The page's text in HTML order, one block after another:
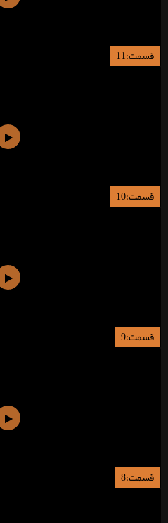
قسمت:11
قسمت:10
قسمت:9
قسمت:8